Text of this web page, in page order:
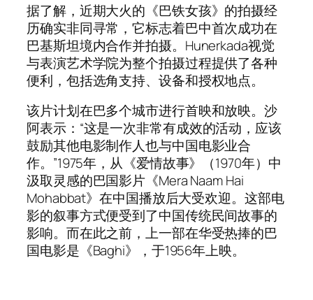
据了解，近期大火的《巴铁女孩》的拍摄经
历确实非同寻常，它标志着巴中首次成功在
巴基斯坦境内合作并拍摄。Hunerkada视觉
与表演艺术学院为整个拍摄过程提供了各种
便利，包括选角支持、设备和授权地点。
该片计划在巴多个城市进行首映和放映。沙
阿表示：“这是一次非常有成效的活动，应该
鼓励其他电影制作人也与中国电影业合
作。”1975年，从《爱情故事》（1970年）中
汲取灵感的巴国影片《Mera Naam Hai
Mohabbat》在中国播放后大受欢迎。这部电
影的叙事方式便受到了中国传统民间故事的
影响。而在此之前，上一部在华受热捧的巴
国电影是《Baghi》，于1956年上映。